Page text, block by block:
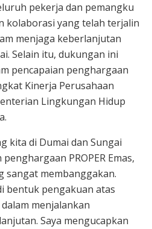
pekerja dan pemangku
kolaborasi yang telah terjalin
menjaga keberlanjutan
Selain itu, dukungan ini
pencapaian penghargaan
Kinerja Perusahaan
Lingkungan Hidup
kita di Dumai dan Sungai
PROPER Emas,
sangat membanggakan.
bentuk pengakuan atas
menjalankan
Saya mengucapkan